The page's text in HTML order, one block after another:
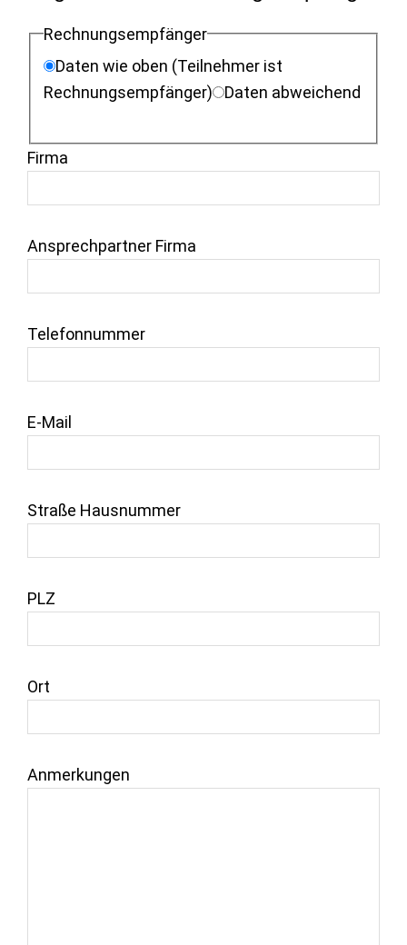
Rechnungsempfänger
Daten wie oben (Teilnehmer ist
Rechnungsempfänger)
Daten abweichend
Firma
Ansprechpartner Firma
Telefonnummer
E-Mail
Straße Hausnummer
PLZ
Ort
Anmerkungen